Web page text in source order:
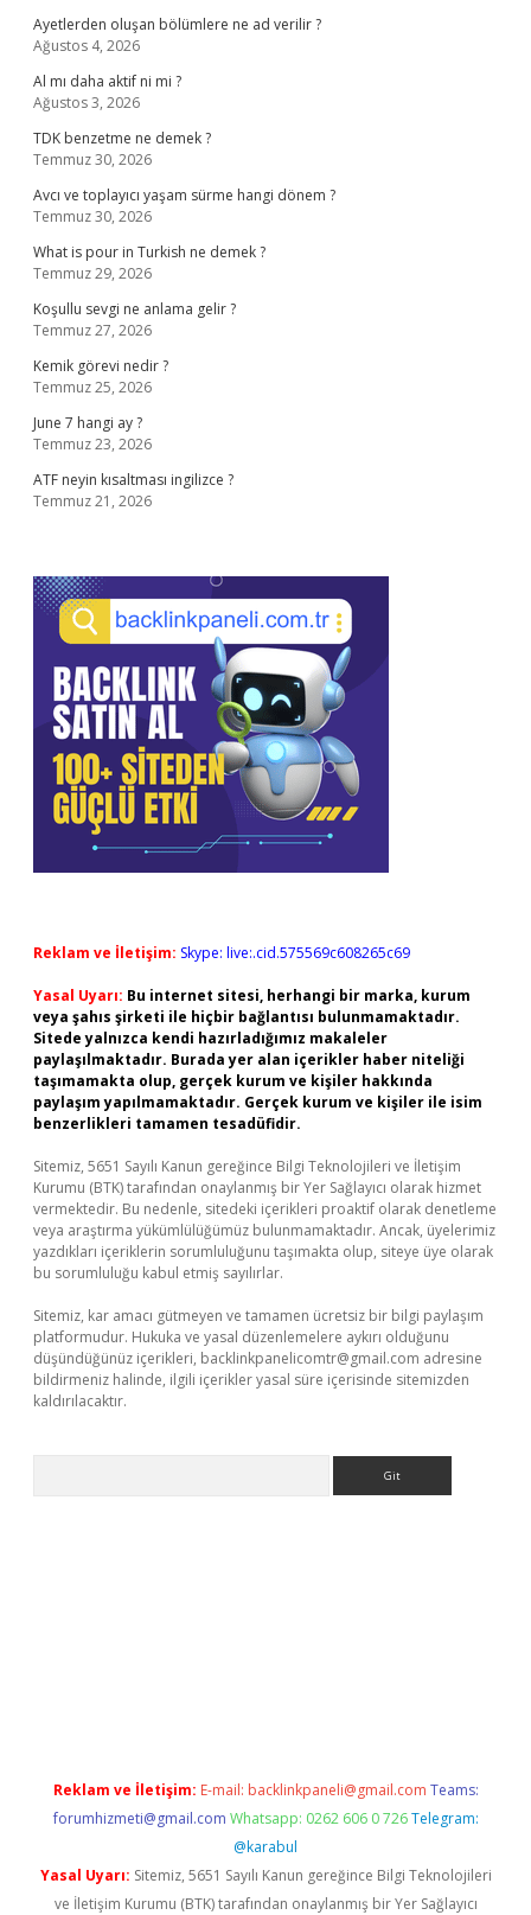
Ayetlerden oluşan bölümlere ne ad verilir ?
Ağustos 4, 2026
Al mı daha aktif ni mi ?
Ağustos 3, 2026
TDK benzetme ne demek ?
Temmuz 30, 2026
Avcı ve toplayıcı yaşam sürme hangi dönem ?
Temmuz 30, 2026
What is pour in Turkish ne demek ?
Temmuz 29, 2026
Koşullu sevgi ne anlama gelir ?
Temmuz 27, 2026
Kemik görevi nedir ?
Temmuz 25, 2026
June 7 hangi ay ?
Temmuz 23, 2026
ATF neyin kısaltması ingilizce ?
Temmuz 21, 2026
Reklam ve İletişim: Skype: live:.cid.575569c608265c69
Yasal Uyarı: Bu internet sitesi, herhangi bir marka, kurum
veya şahıs şirketi ile hiçbir bağlantısı bulunmamaktadır.
Sitede yalnızca kendi hazırladığımız makaleler
paylaşılmaktadır. Burada yer alan içerikler haber niteliği
taşımamakta olup, gerçek kurum ve kişiler hakkında
paylaşım yapılmamaktadır. Gerçek kurum ve kişiler ile isim
benzerlikleri tamamen tesadüfidir.
Sitemiz, 5651 Sayılı Kanun gereğince Bilgi Teknolojileri ve İletişim
Kurumu (BTK) tarafından onaylanmış bir Yer Sağlayıcı olarak hizmet
vermektedir. Bu nedenle, sitedeki içerikleri proaktif olarak denetleme
veya araştırma yükümlülüğümüz bulunmamaktadır. Ancak, üyelerimiz
yazdıkları içeriklerin sorumluluğunu taşımakta olup, siteye üye olarak
bu sorumluluğu kabul etmiş sayılırlar.
Sitemiz, kar amacı gütmeyen ve tamamen ücretsiz bir bilgi paylaşım
platformudur. Hukuka ve yasal düzenlemelere aykırı olduğunu
düşündüğünüz içerikleri, backlinkpanelicomtr@gmail.com adresine
bildirmeniz halinde, ilgili içerikler yasal süre içerisinde sitemizden
kaldırılacaktır.
Reklam ve İletişim: E-mail: backlinkpaneli@gmail.com Teams:
forumhizmeti@gmail.com Whatsapp: 0262 606 0 726 Telegram:
@karabul
Yasal Uyarı: Sitemiz, 5651 Sayılı Kanun gereğince Bilgi Teknolojileri
ve İletişim Kurumu (BTK) tarafından onaylanmış bir Yer Sağlayıcı